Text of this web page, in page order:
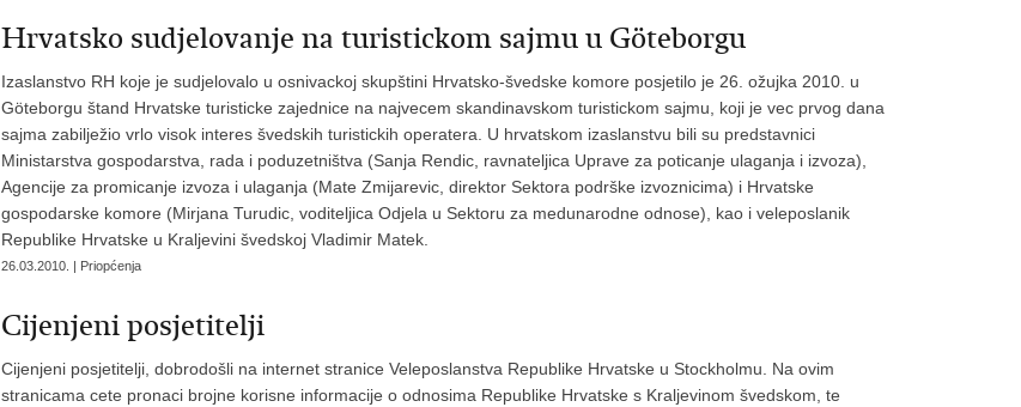
Hrvatsko sudjelovanje na turistickom sajmu u Göteborgu
Izaslanstvo RH koje je sudjelovalo u osnivackoj skupštini Hrvatsko-švedske komore posjetilo je 26. ožujka 2010. u
Göteborgu štand Hrvatske turisticke zajednice na najvecem skandinavskom turistickom sajmu, koji je vec prvog dana
sajma zabilježio vrlo visok interes švedskih turistickih operatera. U hrvatskom izaslanstvu bili su predstavnici
Ministarstva gospodarstva, rada i poduzetništva (Sanja Rendic, ravnateljica Uprave za poticanje ulaganja i izvoza),
Agencije za promicanje izvoza i ulaganja (Mate Zmijarevic, direktor Sektora podrške izvoznicima) i Hrvatske
gospodarske komore (Mirjana Turudic, voditeljica Odjela u Sektoru za medunarodne odnose), kao i veleposlanik
Republike Hrvatske u Kraljevini švedskoj Vladimir Matek.
26.03.2010. | Priopćenja
Cijenjeni posjetitelji
Cijenjeni posjetitelji, dobrodošli na internet stranice Veleposlanstva Republike Hrvatske u Stockholmu. Na ovim
stranicama cete pronaci brojne korisne informacije o odnosima Republike Hrvatske s Kraljevinom švedskom, te